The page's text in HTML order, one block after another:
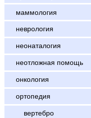
маммология
неврология
неонаталогия
неотложная помощь
онкология
ортопедия
вертебро